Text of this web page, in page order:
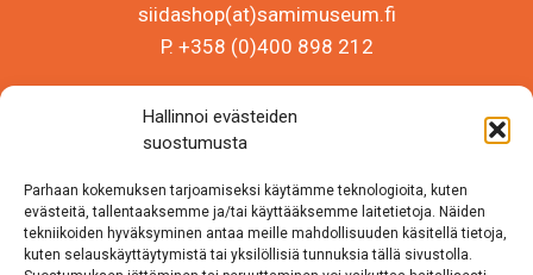
Hallinnoi evästeiden
suostumusta
Parhaan kokemuksen tarjoamiseksi käytämme teknologioita, kuten
evästeitä, tallentaaksemme ja/tai käyttääksemme laitetietoja. Näiden
tekniikoiden hyväksyminen antaa meille mahdollisuuden käsitellä tietoja,
kuten selauskäyttäytymistä tai yksilöllisiä tunnuksia tällä sivustolla.
siidashop(at)samimuseum.fi
P. +358 (0)400 898 212
Y-tunnus 0625907-2
Inarintie 46
99870 Inari